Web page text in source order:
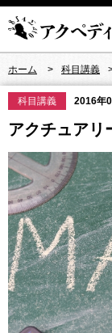
ホーム 科目講義
科目講義 2016年
アクチュアリ